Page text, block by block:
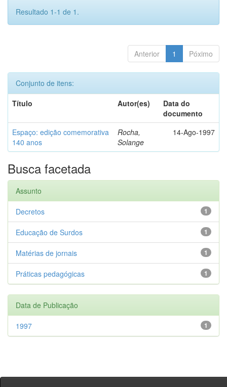
Resultado 1-1 de 1.
Anterior 1 Póximo
Conjunto de itens:
Título
Autor(es)
Data do
documento
Espaço: edição comemorativa
140 anos
Rocha,
Solange
14-Ago-1997
Busca facetada
Assunto
1
Decretos
1
Educação de Surdos
1
Matérias de jornais
1
Práticas pedagógicas
Data de Publicação
1
1997